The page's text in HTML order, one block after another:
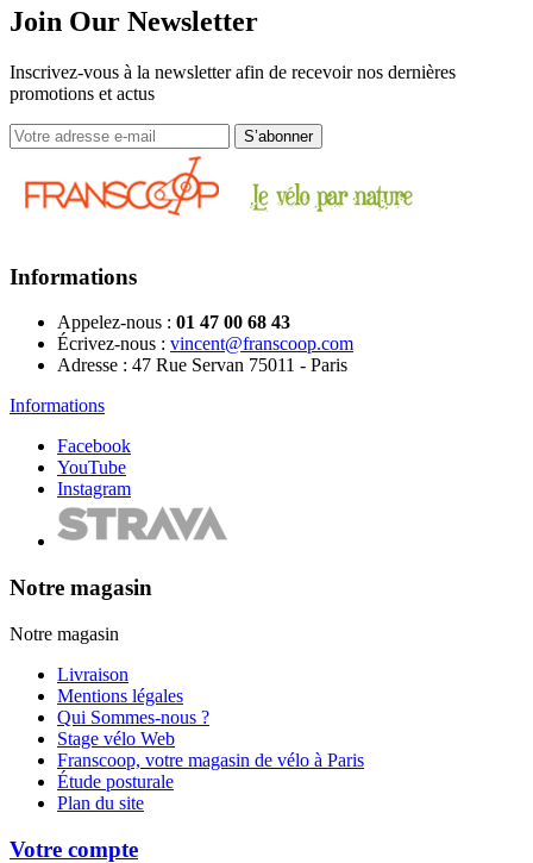
Join Our Newsletter
Inscrivez-vous à la newsletter afin de recevoir nos dernières
promotions et actus
Informations
Appelez-nous : 01 47 00 68 43
Écrivez-nous : vincent@franscoop.com
Adresse : 47 Rue Servan 75011 - Paris
Informations
Facebook
YouTube
Instagram
Notre magasin
Notre magasin
Livraison
Mentions légales
Qui Sommes-nous ?
Stage vélo Web
Franscoop, votre magasin de vélo à Paris
Étude posturale
Plan du site
Votre compte